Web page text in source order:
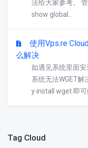
法给大家参考。
show global...
使用Vps.re
么解决
如遇见系统里面
系统无法WGET
y install wget 即
Tag Cloud